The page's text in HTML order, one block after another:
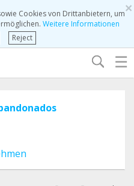
×
Cookies von Drittanbietern, um
Weitere Informationen
Reject
☰